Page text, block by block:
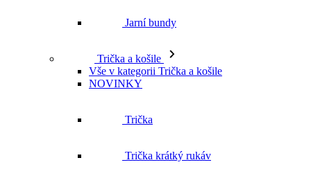
Jarní bundy
Trička a košile
Vše v kategorii Trička a košile
NOVINKY
Trička
Trička krátký rukáv